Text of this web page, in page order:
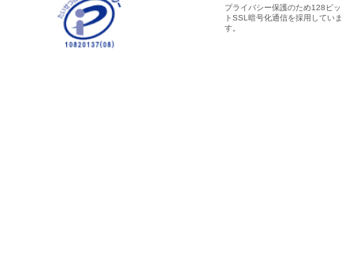
プライバシー保護のため128ビッ
トSSL暗号化通信を採用していま
す。